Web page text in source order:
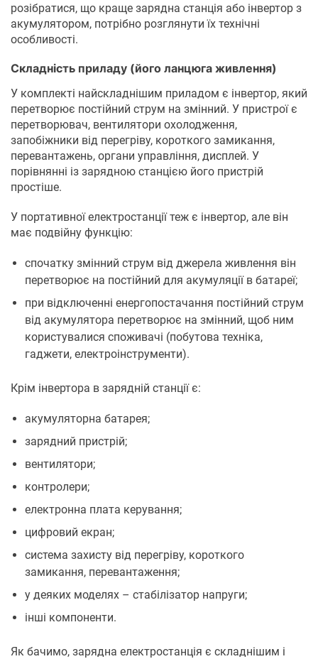
розібратися, що краще зарядна станція або інвертор з
акумулятором, потрібно розглянути їх технічні
особливості.
Складність приладу (його ланцюга живлення)
У комплекті найскладнішим приладом є інвертор, який
перетворює постійний струм на змінний. У пристрої є
перетворювач, вентилятори охолодження,
запобіжники від перегріву, короткого замикання,
перевантажень, органи управління, дисплей. У
порівнянні із зарядною станцією його пристрій
простіше.
У портативної електростанції теж є інвертор, але він
має подвійну функцію:
спочатку змінний струм від джерела живлення він
перетворює на постійний для акумуляції в батареї;
при відключенні енергопостачання постійний струм
від акумулятора перетворює на змінний, щоб ним
користувалися споживачі (побутова техніка,
гаджети, електроінструменти).
Крім інвертора в зарядній станції є:
акумуляторна батарея;
зарядний пристрій;
вентилятори;
контролери;
електронна плата керування;
цифровий екран;
система захисту від перегріву, короткого
замикання, перевантаження;
у деяких моделях – стабілізатор напруги;
інші компоненти.
Як бачимо, зарядна електростанція є складнішим і